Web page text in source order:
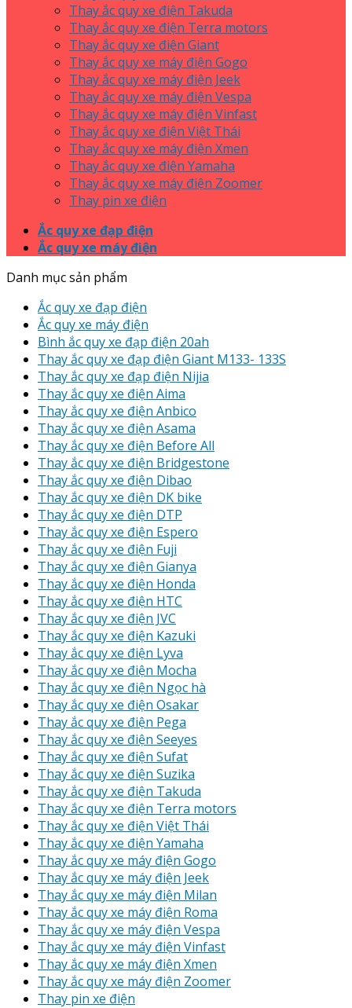
Thay ắc quy xe điện Takuda
Thay ắc quy xe điện Terra motors
Thay ắc quy xe điện Giant
Thay ắc quy xe máy điện Gogo
Thay ắc quy xe máy điện Jeek
Thay ắc quy xe máy điện Vespa
Thay ắc quy xe máy điện Vinfast
Thay ắc quy xe điện Việt Thái
Thay ắc quy xe máy điện Xmen
Thay ắc quy xe điện Yamaha
Thay ắc quy xe máy điện Zoomer
Thay pin xe điện
Ắc quy xe đạp điện
Ắc quy xe máy điện
Danh mục sản phẩm
Ắc quy xe đạp điện
Ắc quy xe máy điện
Bình ắc quy xe đạp điện 20ah
Thay ắc quy xe đạp điện Giant M133- 133S
Thay ắc quy xe đạp điện Nijia
Thay ắc quy xe điện Aima
Thay ắc quy xe điện Anbico
Thay ắc quy xe điện Asama
Thay ắc quy xe điện Before All
Thay ắc quy xe điện Bridgestone
Thay ắc quy xe điện Dibao
Thay ắc quy xe điện DK bike
Thay ắc quy xe điện DTP
Thay ắc quy xe điện Espero
Thay ắc quy xe điện Fuji
Thay ắc quy xe điện Gianya
Thay ắc quy xe điện Honda
Thay ắc quy xe điện HTC
Thay ắc quy xe điện JVC
Thay ắc quy xe điện Kazuki
Thay ắc quy xe điện Lyva
Thay ắc quy xe điện Mocha
Thay ắc quy xe điện Ngọc hà
Thay ắc quy xe điện Osakar
Thay ắc quy xe điện Pega
Thay ắc quy xe điện Seeyes
Thay ắc quy xe điện Sufat
Thay ắc quy xe điện Suzika
Thay ắc quy xe điện Takuda
Thay ắc quy xe điện Terra motors
Thay ắc quy xe điện Việt Thái
Thay ắc quy xe điện Yamaha
Thay ắc quy xe máy điện Gogo
Thay ắc quy xe máy điện Jeek
Thay ắc quy xe máy điện Milan
Thay ắc quy xe máy điện Roma
Thay ắc quy xe máy điện Vespa
Thay ắc quy xe máy điện Vinfast
Thay ắc quy xe máy điện Xmen
Thay ắc quy xe máy điện Zoomer
Thay pin xe điện